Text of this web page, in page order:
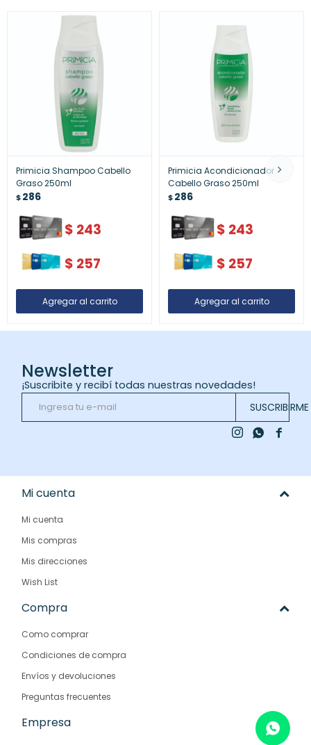
Primicia Shampoo Cabello
Graso 250ml
$286
$ 243
$ 257
Primicia Acondicionador
Cabello Graso 250ml
$286
$ 243
$ 257
Newsletter
¡Suscribite y recibí todas nuestras novedades!
SUSCRIBIRME

 
Mi cuenta
Mi cuenta
Mis compras
Mis direcciones
Wish List
Compra
Como comprar
Condiciones de compra
Envíos y devoluciones
Preguntas frecuentes
Empresa